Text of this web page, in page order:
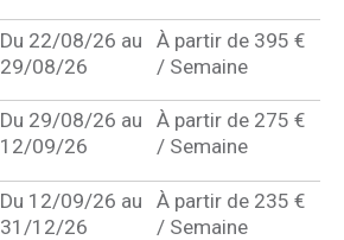
Du 22/08/26 au
29/08/26
À partir de 395 €
/ Semaine
Du 29/08/26 au
12/09/26
À partir de 275 €
/ Semaine
Du 12/09/26 au
31/12/26
À partir de 235 €
/ Semaine